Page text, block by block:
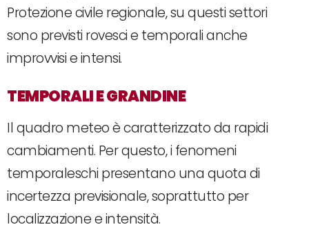
Protezione civile regionale, su questi settori
sono previsti rovesci e temporali anche
improvvisi e intensi.
TEMPORALI E GRANDINE
Il quadro meteo è caratterizzato da rapidi
cambiamenti. Per questo, i fenomeni
temporaleschi presentano una quota di
incertezza previsionale, soprattutto per
localizzazione e intensità.